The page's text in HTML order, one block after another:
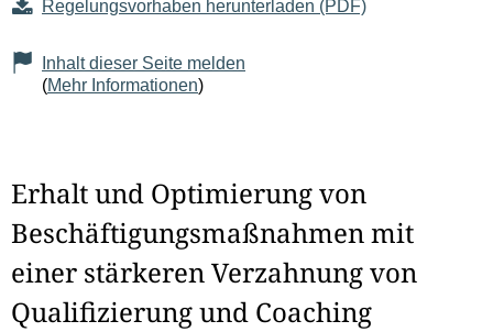
Regelungsvorhaben herunterladen (PDF)
Inhalt dieser Seite melden
(Mehr Informationen)
Erhalt und Optimierung von
Beschäftigungsmaßnahmen mit
einer stärkeren Verzahnung von
Qualifizierung und Coaching